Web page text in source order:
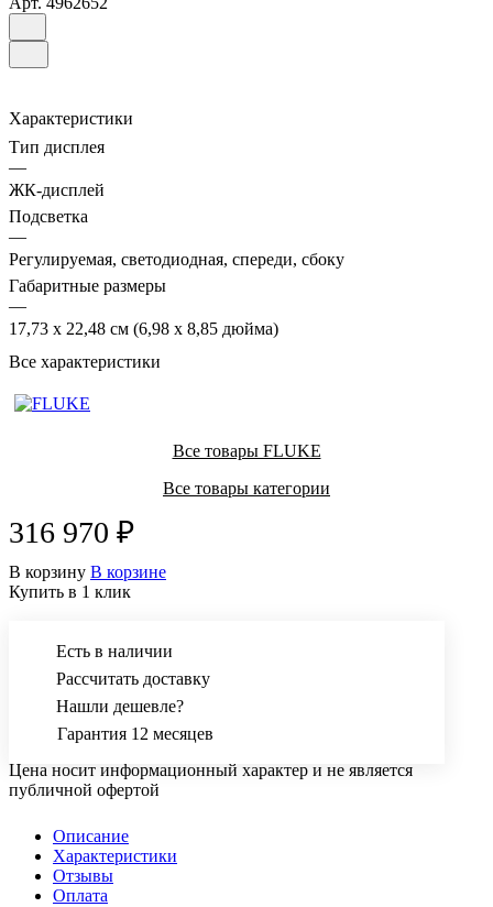
Характеристики
Тип дисплея
—
ЖК-дисплей
Подсветка
—
Регулируемая, светодиодная, спереди, сбоку
Габаритные размеры
—
17,73 x 22,48 см (6,98 x 8,85 дюйма)
Все характеристики
Все товары FLUKE
Все товары категории
316 970 ₽
В корзину В корзине
Купить в 1 клик
Есть в наличии
Рассчитать доставку
Нашли дешевле?
Гарантия 12 месяцев
Цена носит информационный характер и не является
публичной офертой
Описание
Характеристики
Отзывы
Оплата